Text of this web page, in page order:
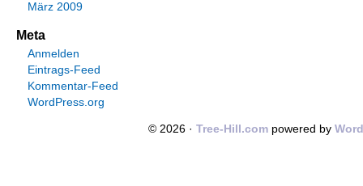
März 2009
Meta
Anmelden
Eintrags-Feed
Kommentar-Feed
WordPress.org
© 2026 · Tree-Hill.compowered by